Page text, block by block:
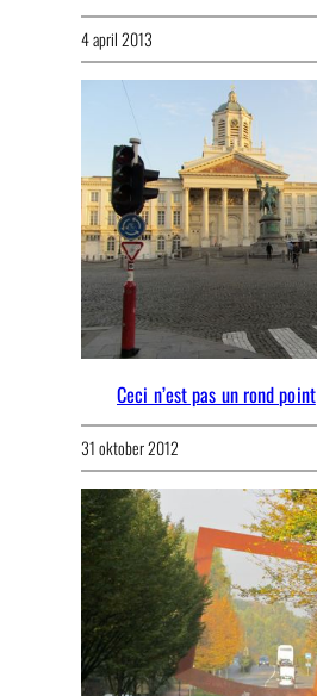
4 april 2013
Ceci n’est pas un rond point
31 oktober 2012